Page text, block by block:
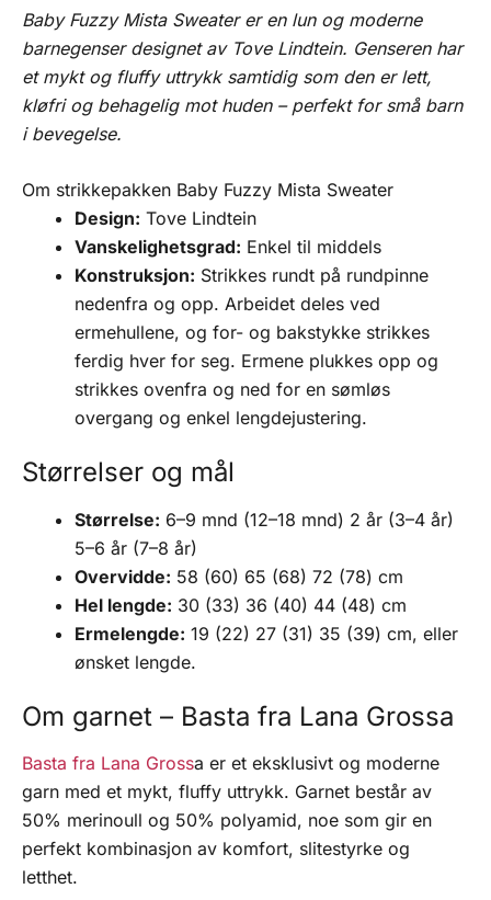
Baby Fuzzy Mista Sweater er en lun og moderne
barnegenser designet av Tove Lindtein. Genseren har
et mykt og fluffy uttrykk samtidig som den er lett,
kløfri og behagelig mot huden – perfekt for små barn
i bevegelse.
Om strikkepakken Baby Fuzzy Mista Sweater
Design: Tove Lindtein
Vanskelighetsgrad: Enkel til middels
Konstruksjon: Strikkes rundt på rundpinne
nedenfra og opp. Arbeidet deles ved
ermehullene, og for- og bakstykke strikkes
ferdig hver for seg. Ermene plukkes opp og
strikkes ovenfra og ned for en sømløs
overgang og enkel lengdejustering.
Størrelser og mål
Størrelse: 6–9 mnd (12–18 mnd) 2 år (3–4 år)
5–6 år (7–8 år)
Overvidde: 58 (60) 65 (68) 72 (78) cm
Hel lengde: 30 (33) 36 (40) 44 (48) cm
Ermelengde: 19 (22) 27 (31) 35 (39) cm, eller
ønsket lengde.
Om garnet – Basta fra Lana Grossa
Basta fra Lana Grossa er et eksklusivt og moderne
garn med et mykt, fluffy uttrykk. Garnet består av
50% merinoull og 50% polyamid, noe som gir en
perfekt kombinasjon av komfort, slitestyrke og
letthet.